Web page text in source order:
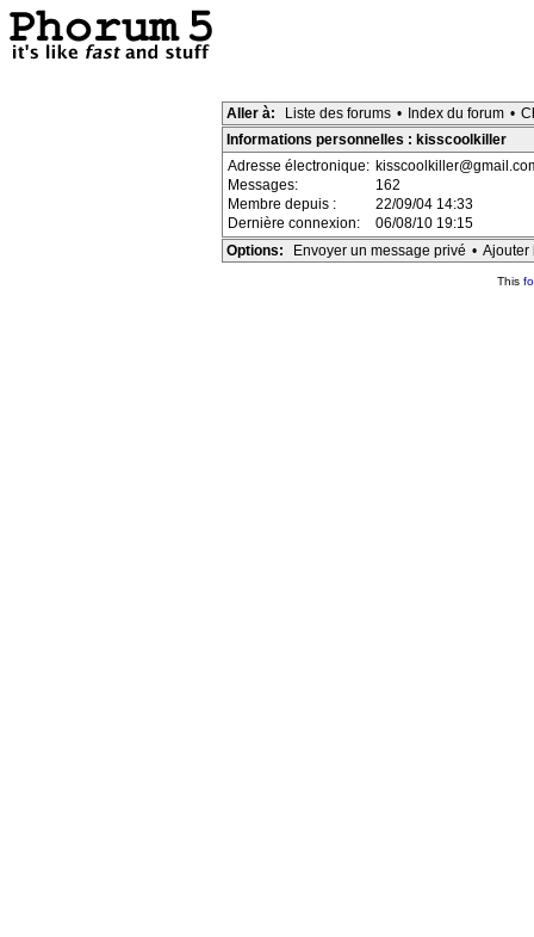
Aller à: Liste des forums • Index du forum •
Informations personnelles : kisscoolkiller
Adresse électronique:
Messages:
162
Membre depuis :
22/09/04 14:33
Dernière connexion:
06/08/10 19:15
Options:
Envoyer un message privé • Ajouter
This